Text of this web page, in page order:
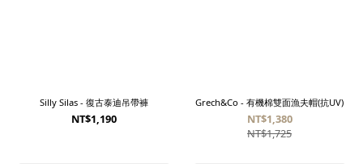
Silly Silas - 復古泰迪吊帶褲
NT$1,190
Grech&Co - 有機棉雙面漁夫帽(抗UV)
NT$1,380
NT$1,725